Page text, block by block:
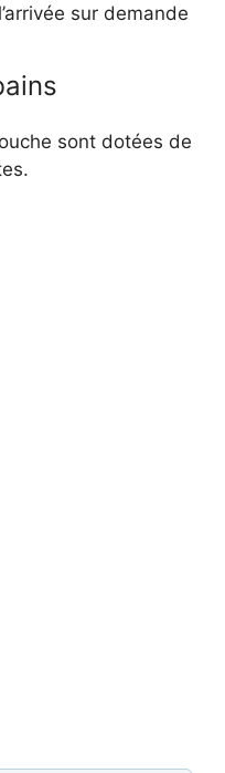
sur demande
sont dotées de